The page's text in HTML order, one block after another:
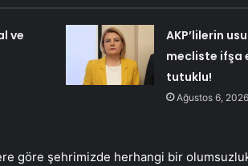
ve
AKP’lilerin
mecliste ifşa
tutuklu!
Ağustos 6, 2026
göre şehrimizde herhangi bir olumsuzluk